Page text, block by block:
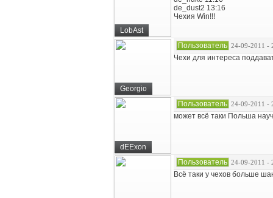
LobAst
de_dust2 13:16
Чехия Win!!!
Georgio
Пользователь 24-09-2011 -
Чехи для интереса
dEExon
Пользователь 24-09-2011 -
может всё таки Польша
Пользователь 24-09-2011 -
Всё таки у чехов больше